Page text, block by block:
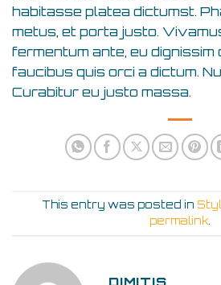
habitasse platea dictumst.
metus, et porta justo.
fermentum ante, eu dignissim
faucibus quis orci a dictum.
Curabitur eu justo massa.
This entry was posted in
permalink.
DIMITIS